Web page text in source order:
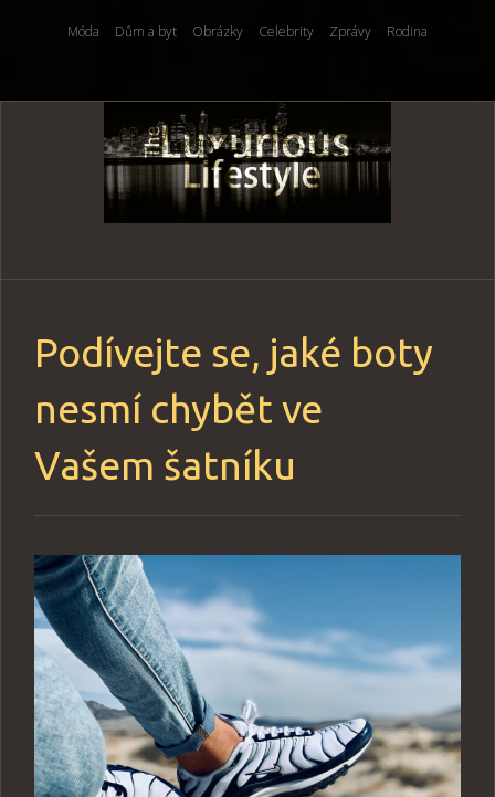
Móda Dům a byt Obrázky Celebrity Zprávy Rodina
Skip
Podívejte se, jaké boty
nesmí chybět ve
Vašem šatníku